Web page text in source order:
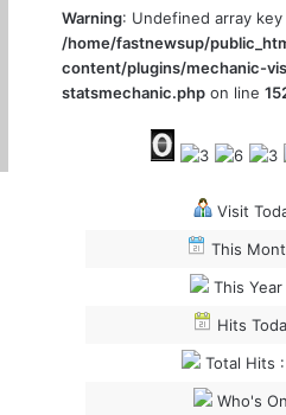
Warning: Undefined array
/home/fastnewsup/
content/plugins/mechanic-
statsmechanic.php on line
Visit
This
This Year
Hits
Total Hits :
Who's